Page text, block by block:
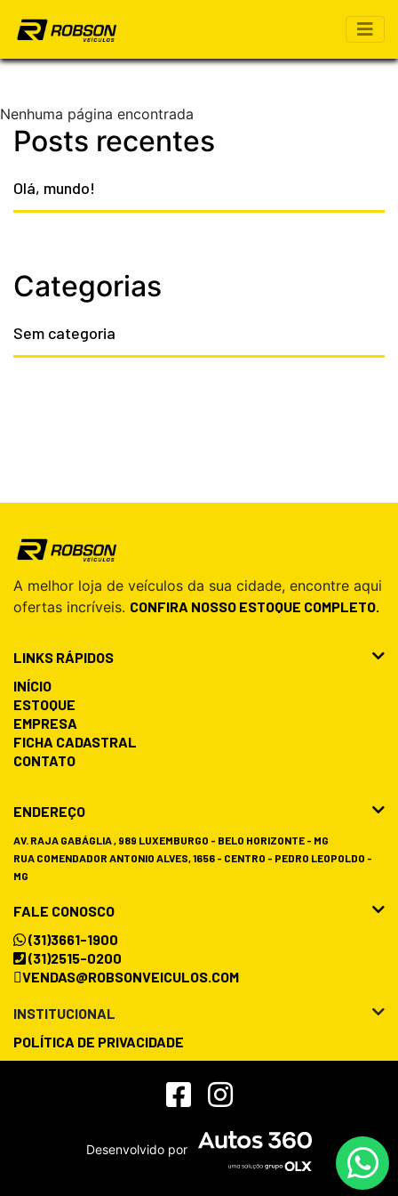
Nenhuma página encontrada
Posts recentes
Olá, mundo!
Categorias
Sem categoria
A melhor loja de veículos da sua cidade, encontre aqui
ofertas incríveis. CONFIRA NOSSO ESTOQUE COMPLETO.
LINKS RÁPIDOS
INÍCIO
ESTOQUE
EMPRESA
FICHA CADASTRAL
CONTATO
ENDEREÇO
AV. RAJA GABÁGLIA , 989 LUXEMBURGO - BELO HORIZONTE - MG
RUA COMENDADOR ANTONIO ALVES, 1656 - CENTRO - PEDRO LEOPOLDO -
MG
FALE CONOSCO
(31)3661-1900
(31)2515-0200
VENDAS@ROBSONVEICULOS.COM
INSTITUCIONAL
POLÍTICA DE PRIVACIDADE
Desenvolvido por